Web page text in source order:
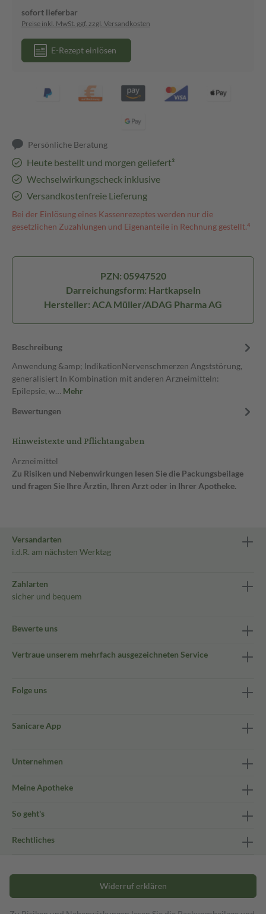
sofort lieferbar
Preise inkl. MwSt. ggf. zzgl. Versandkosten
E-Rezept einlösen
Persönliche Beratung
Heute bestellt und morgen geliefert³
Wechselwirkungscheck inklusive
Versandkostenfreie Lieferung
Bei der Einlösung eines Kassenrezeptes werden nur die
gesetzlichen Zuzahlungen und Eigenanteile in Rechnung gestellt.⁴
PZN: 05947520
Darreichungsform: Hartkapseln
Hersteller: ACA Müller/ADAG Pharma AG
Beschreibung
Anwendung &amp; IndikationNervenschmerzen Angststörung,
generalisiert In Kombination mit anderen Arzneimitteln:
Epilepsie, w… Mehr
Bewertungen
Hinweistexte und Pflichtangaben
Arzneimittel
Zu Risiken und Nebenwirkungen lesen Sie die Packungsbeilage
und fragen Sie Ihre Ärztin, Ihren Arzt oder in Ihrer Apotheke.
Versandarten
i.d.R. am nächsten Werktag
Zahlarten
sicher und bequem
Bewerte uns
Vertraue unserem mehrfach ausgezeichneten Service
Folge uns
Sanicare App
Unternehmen
Meine Apotheke
So geht's
Rechtliches
Widerruf erklären